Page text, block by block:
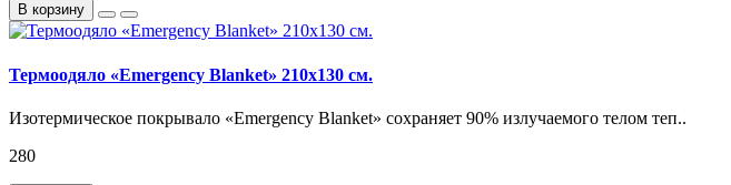
В корзину
Термоодяло «Emergency Blanket» 210х130 см.
Изотермическое покрывало «Emergency Blanket» сохраняет 90% излучаемого телом теп..
280